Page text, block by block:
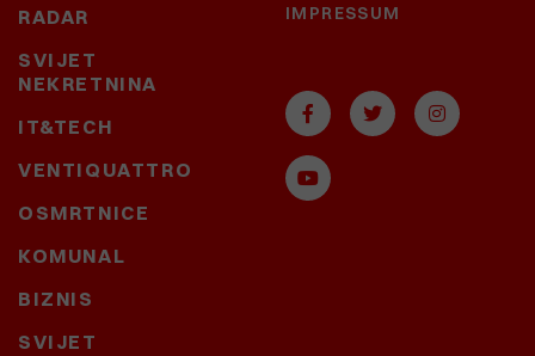
RADAR
SVIJET
NEKRETNINA
IT&TECH
VENTIQUATTRO
OSMRTNICE
KOMUNAL
BIZNIS
SVIJET
IMPRESSUM